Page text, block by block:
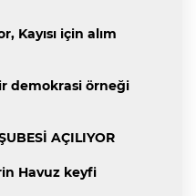
Kayısı için alım
demokrasi örneği
AÇILIYOR
Havuz keyfi